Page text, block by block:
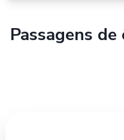
Passagens